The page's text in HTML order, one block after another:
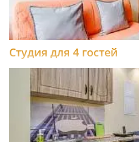
Студия для 4 гостей